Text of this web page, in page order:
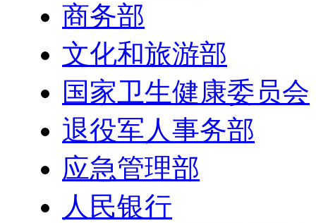
商务部
文化和旅游部
国家卫生健康委员会
退役军人事务部
应急管理部
人民银行